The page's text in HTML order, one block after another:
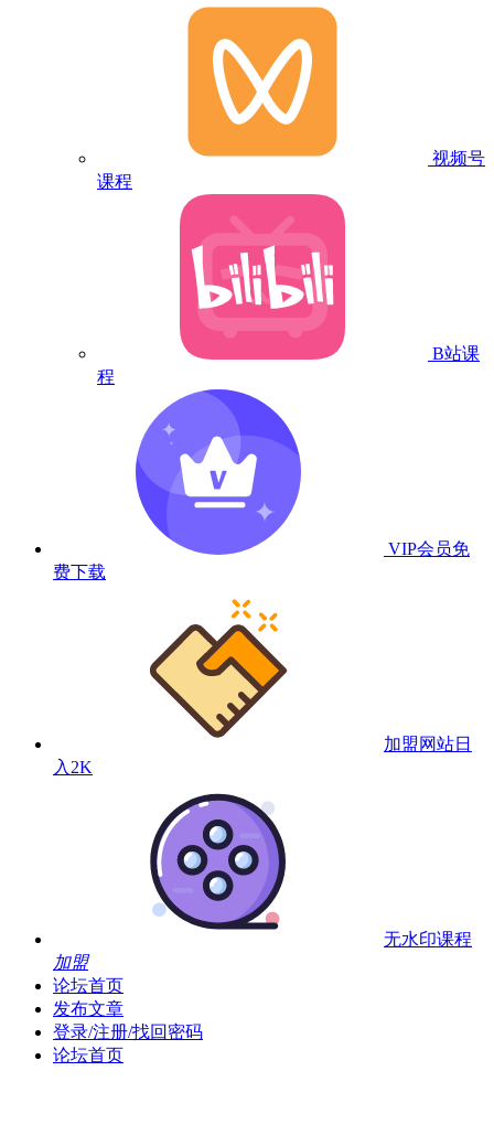
视频号
课程
B站课
程
VIP会员免
费下载
加盟网站日
入2K
无水印课程
加盟
论坛首页
发布文章
登录/注册/找回密码
论坛首页